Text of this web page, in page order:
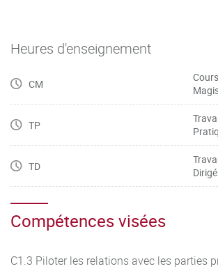
Heures d'enseignement
CM
Cours
TP
TD
Compétences visées
C1.3 Piloter les relations avec les parties